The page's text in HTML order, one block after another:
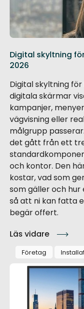
Digital skyltning
2026
Digital skyltning
digitala skärmar
kampanjer,
vägvisning eller
målgrupp
det gått från ett
och kontor. Den
kostar, vad som
som gäller och
så att ni kan fatta
begär offert.
Läs vidare
Företag